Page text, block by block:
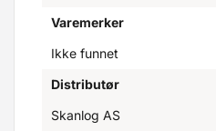
Varemerker
Ikke funnet
Distributør
Skanlog AS